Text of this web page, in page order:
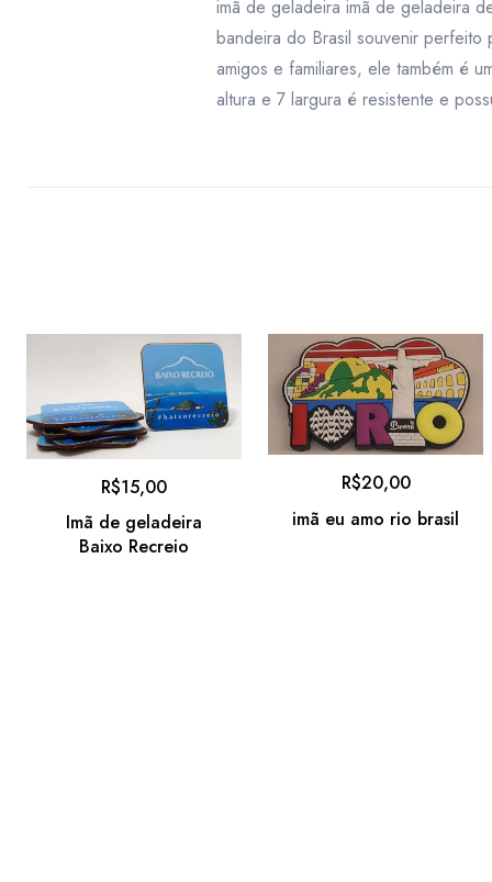
imã de geladeira imã de geladeira
bandeira do Brasil souvenir perfeito
amigos e familiares, ele também é
altura e 7 largura é resistente e
Imã de geladeira
Baixo Recreio
R$15,00
imã eu amo rio brasil
R$20,00